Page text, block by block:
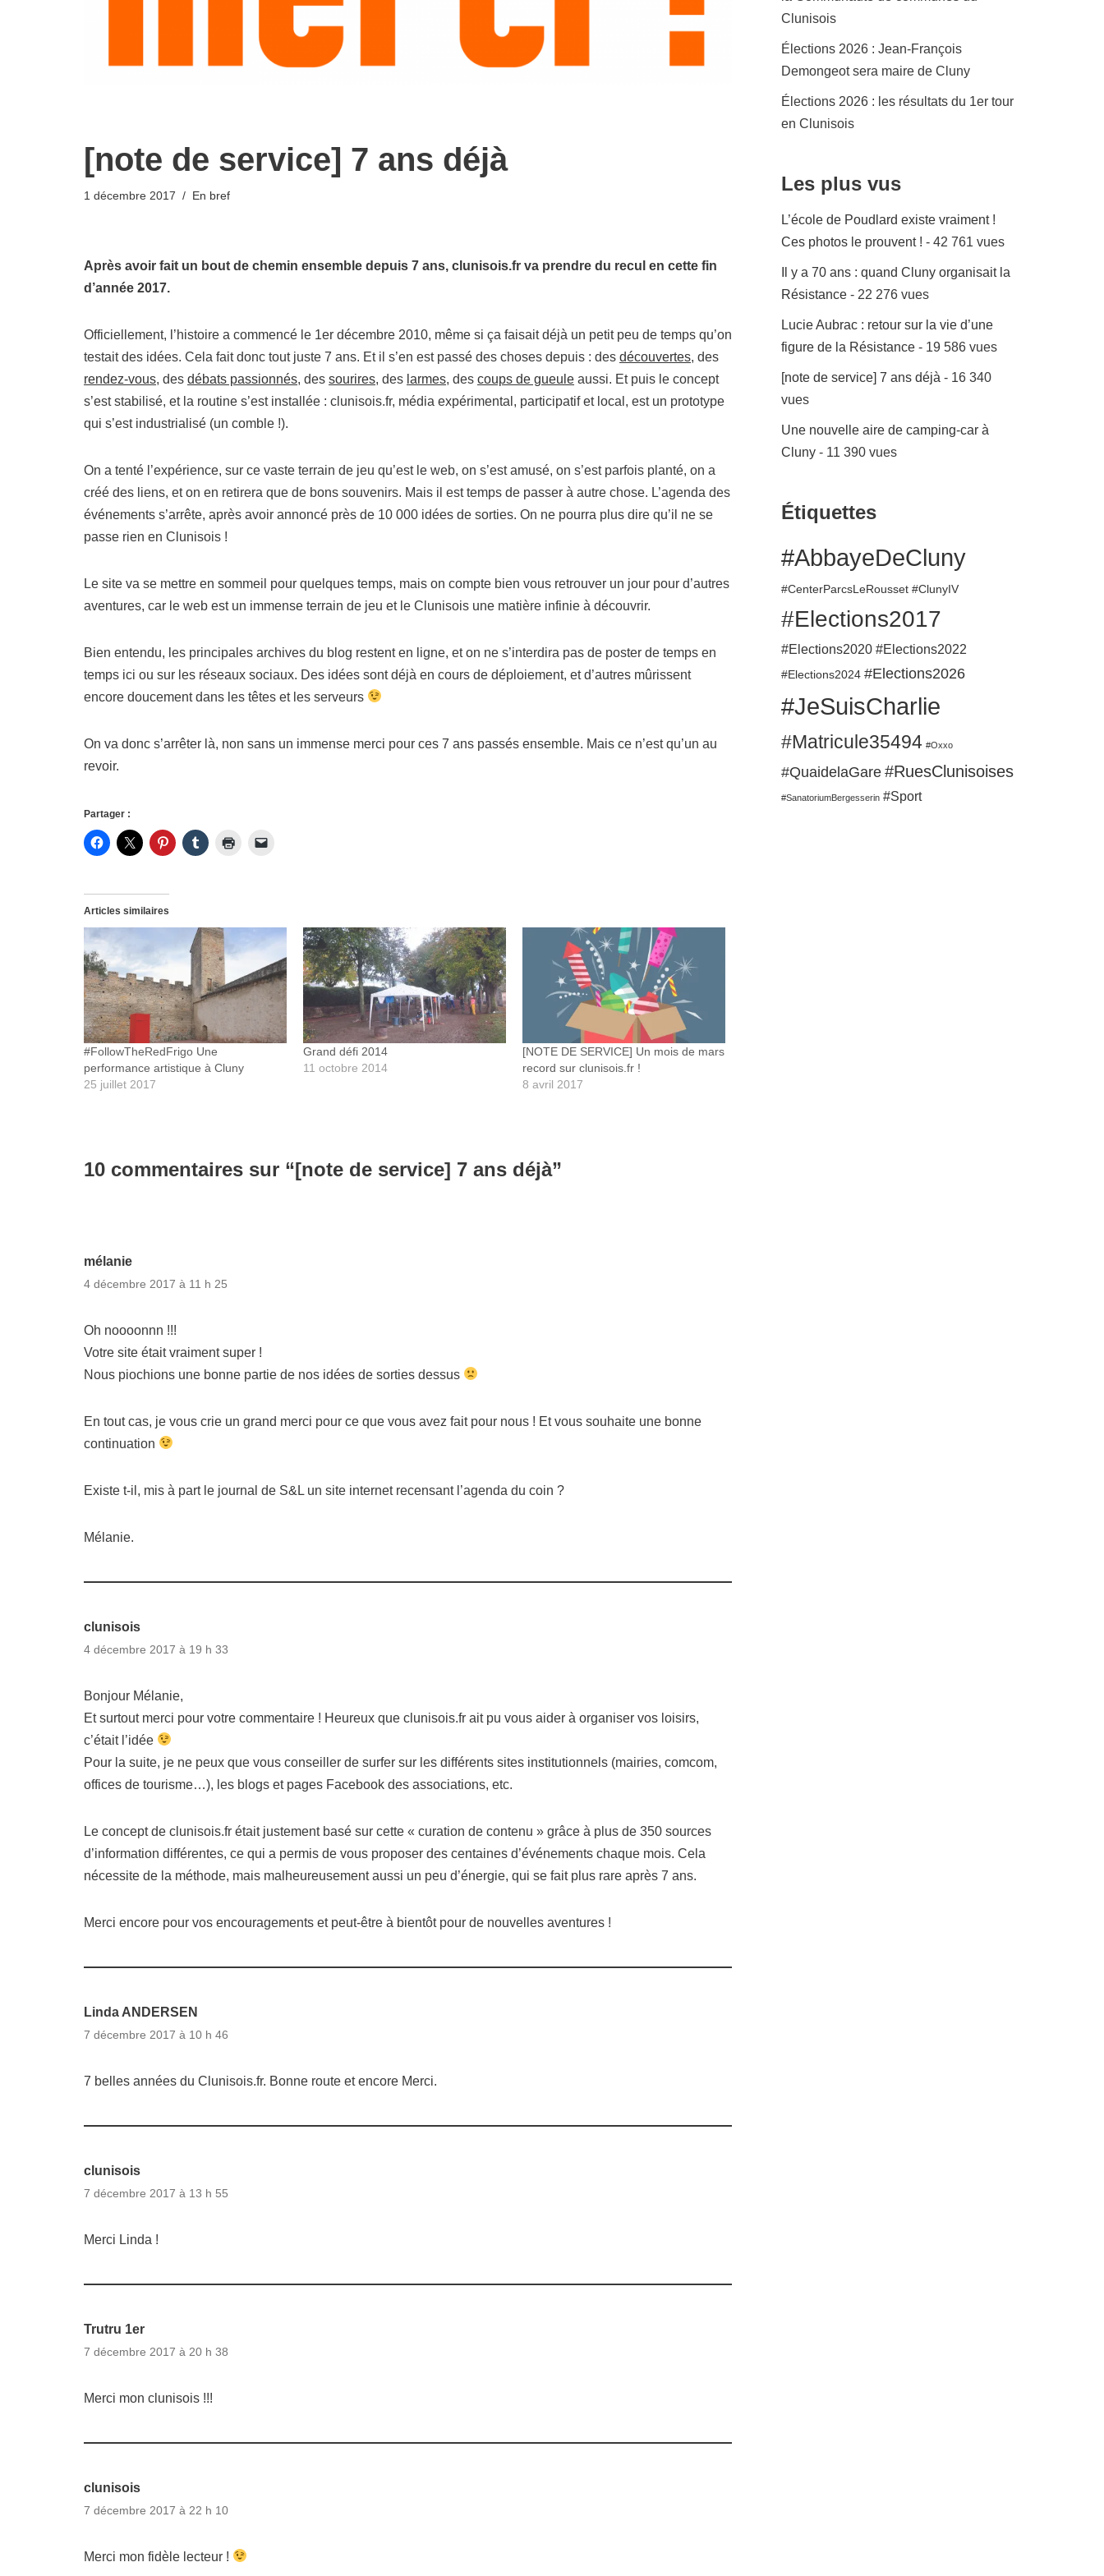
[note de service] 7 ans déjà
1 décembre 2017 En bref
Après avoir fait un bout de chemin ensemble depuis 7 ans, clunisois.fr va prendre du recul en cette fin
d’année 2017.
Officiellement, l’histoire a commencé le 1er décembre 2010, même si ça faisait déjà un petit peu de temps qu’on
testait des idées. Cela fait donc tout juste 7 ans. Et il s’en est passé des choses depuis : des découvertes, des
rendez-vous, des débats passionnés, des sourires, des larmes, des coups de gueule aussi. Et puis le concept
s’est stabilisé, et la routine s’est installée : clunisois.fr, média expérimental, participatif et local, est un prototype
qui s’est industrialisé (un comble !).
On a tenté l’expérience, sur ce vaste terrain de jeu qu’est le web, on s’est amusé, on s’est parfois planté, on a
créé des liens, et on en retirera que de bons souvenirs. Mais il est temps de passer à autre chose. L’agenda des
événements s’arrête, après avoir annoncé près de 10 000 idées de sorties. On ne pourra plus dire qu’il ne se
passe rien en Clunisois !
Le site va se mettre en sommeil pour quelques temps, mais on compte bien vous retrouver un jour pour d’autres
aventures, car le web est un immense terrain de jeu et le Clunisois une matière infinie à découvrir.
Bien entendu, les principales archives du blog restent en ligne, et on ne s’interdira pas de poster de temps en
temps ici ou sur les réseaux sociaux. Des idées sont déjà en cours de déploiement, et d’autres mûrissent
encore doucement dans les têtes et les serveurs
On va donc s’arrêter là, non sans un immense merci pour ces 7 ans passés ensemble. Mais ce n’est qu’un au
revoir.
Partager :
Articles similaires
#FollowTheRedFrigo Une
performance artistique à Cluny
25 juillet 2017
Grand défi 2014
11 octobre 2014
[NOTE DE SERVICE] Un mois de mars
record sur clunisois.fr !
8 avril 2017
10 commentaires sur “[note de service] 7 ans déjà”
mélanie
4 décembre 2017 à 11 h 25
Oh noooonnn !!!
Votre site était vraiment super !
Nous piochions une bonne partie de nos idées de sorties dessus
En tout cas, je vous crie un grand merci pour ce que vous avez fait pour nous ! Et vous souhaite une bonne
continuation
Existe t-il, mis à part le journal de S&L un site internet recensant l’agenda du coin ?
Mélanie.
clunisois
4 décembre 2017 à 19 h 33
Bonjour Mélanie,
Et surtout merci pour votre commentaire ! Heureux que clunisois.fr ait pu vous aider à organiser vos loisirs,
c’était l’idée
Pour la suite, je ne peux que vous conseiller de surfer sur les différents sites institutionnels (mairies, comcom,
offices de tourisme…), les blogs et pages Facebook des associations, etc.
Le concept de clunisois.fr était justement basé sur cette « curation de contenu » grâce à plus de 350 sources
d’information différentes, ce qui a permis de vous proposer des centaines d’événements chaque mois. Cela
nécessite de la méthode, mais malheureusement aussi un peu d’énergie, qui se fait plus rare après 7 ans.
Merci encore pour vos encouragements et peut-être à bientôt pour de nouvelles aventures !
Linda ANDERSEN
7 décembre 2017 à 10 h 46
7 belles années du Clunisois.fr. Bonne route et encore Merci.
clunisois
7 décembre 2017 à 13 h 55
Merci Linda !
Trutru 1er
7 décembre 2017 à 20 h 38
Merci mon clunisois !!!
clunisois
7 décembre 2017 à 22 h 10
Merci mon fidèle lecteur !
Clunisois
Élections 2026 : Jean-François
Demongeot sera maire de Cluny
Élections 2026 : les résultats du 1er tour
en Clunisois
Les plus vus
L’école de Poudlard existe vraiment !
Ces photos le prouvent ! - 42 761 vues
Il y a 70 ans : quand Cluny organisait la
Résistance - 22 276 vues
Lucie Aubrac : retour sur la vie d’une
figure de la Résistance - 19 586 vues
[note de service] 7 ans déjà - 16 340
vues
Une nouvelle aire de camping-car à
Cluny - 11 390 vues
Étiquettes
#AbbayeDeCluny
#CenterParcsLeRousset #ClunyIV
#Elections2017
#Elections2020 #Elections2022
#Elections2024 #Elections2026
#JeSuisCharlie
#Matricule35494 #Oxxo
#QuaidelaGare#RuesClunisoises
#SanatoriumBergesserin #Sport